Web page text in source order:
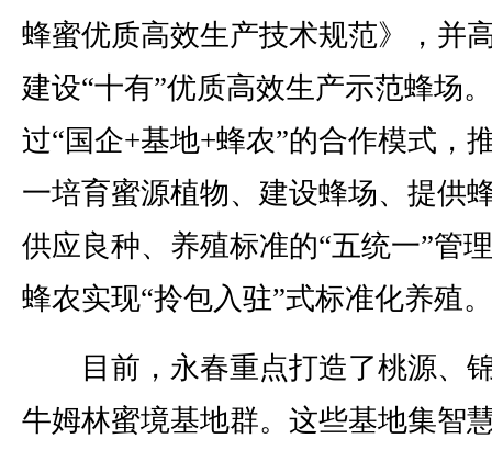
蜂蜜优质高效生产技术规范》，并
建设“十有”优质高效生产示范蜂场
过“国企+基地+蜂农”的合作模式，
一培育蜜源植物、建设蜂场、提供
供应良种、养殖标准的“五统一”管
蜂农实现“拎包入驻”式标准化养殖。
目前，永春重点打造了桃源、
牛姆林蜜境基地群。这些基地集智